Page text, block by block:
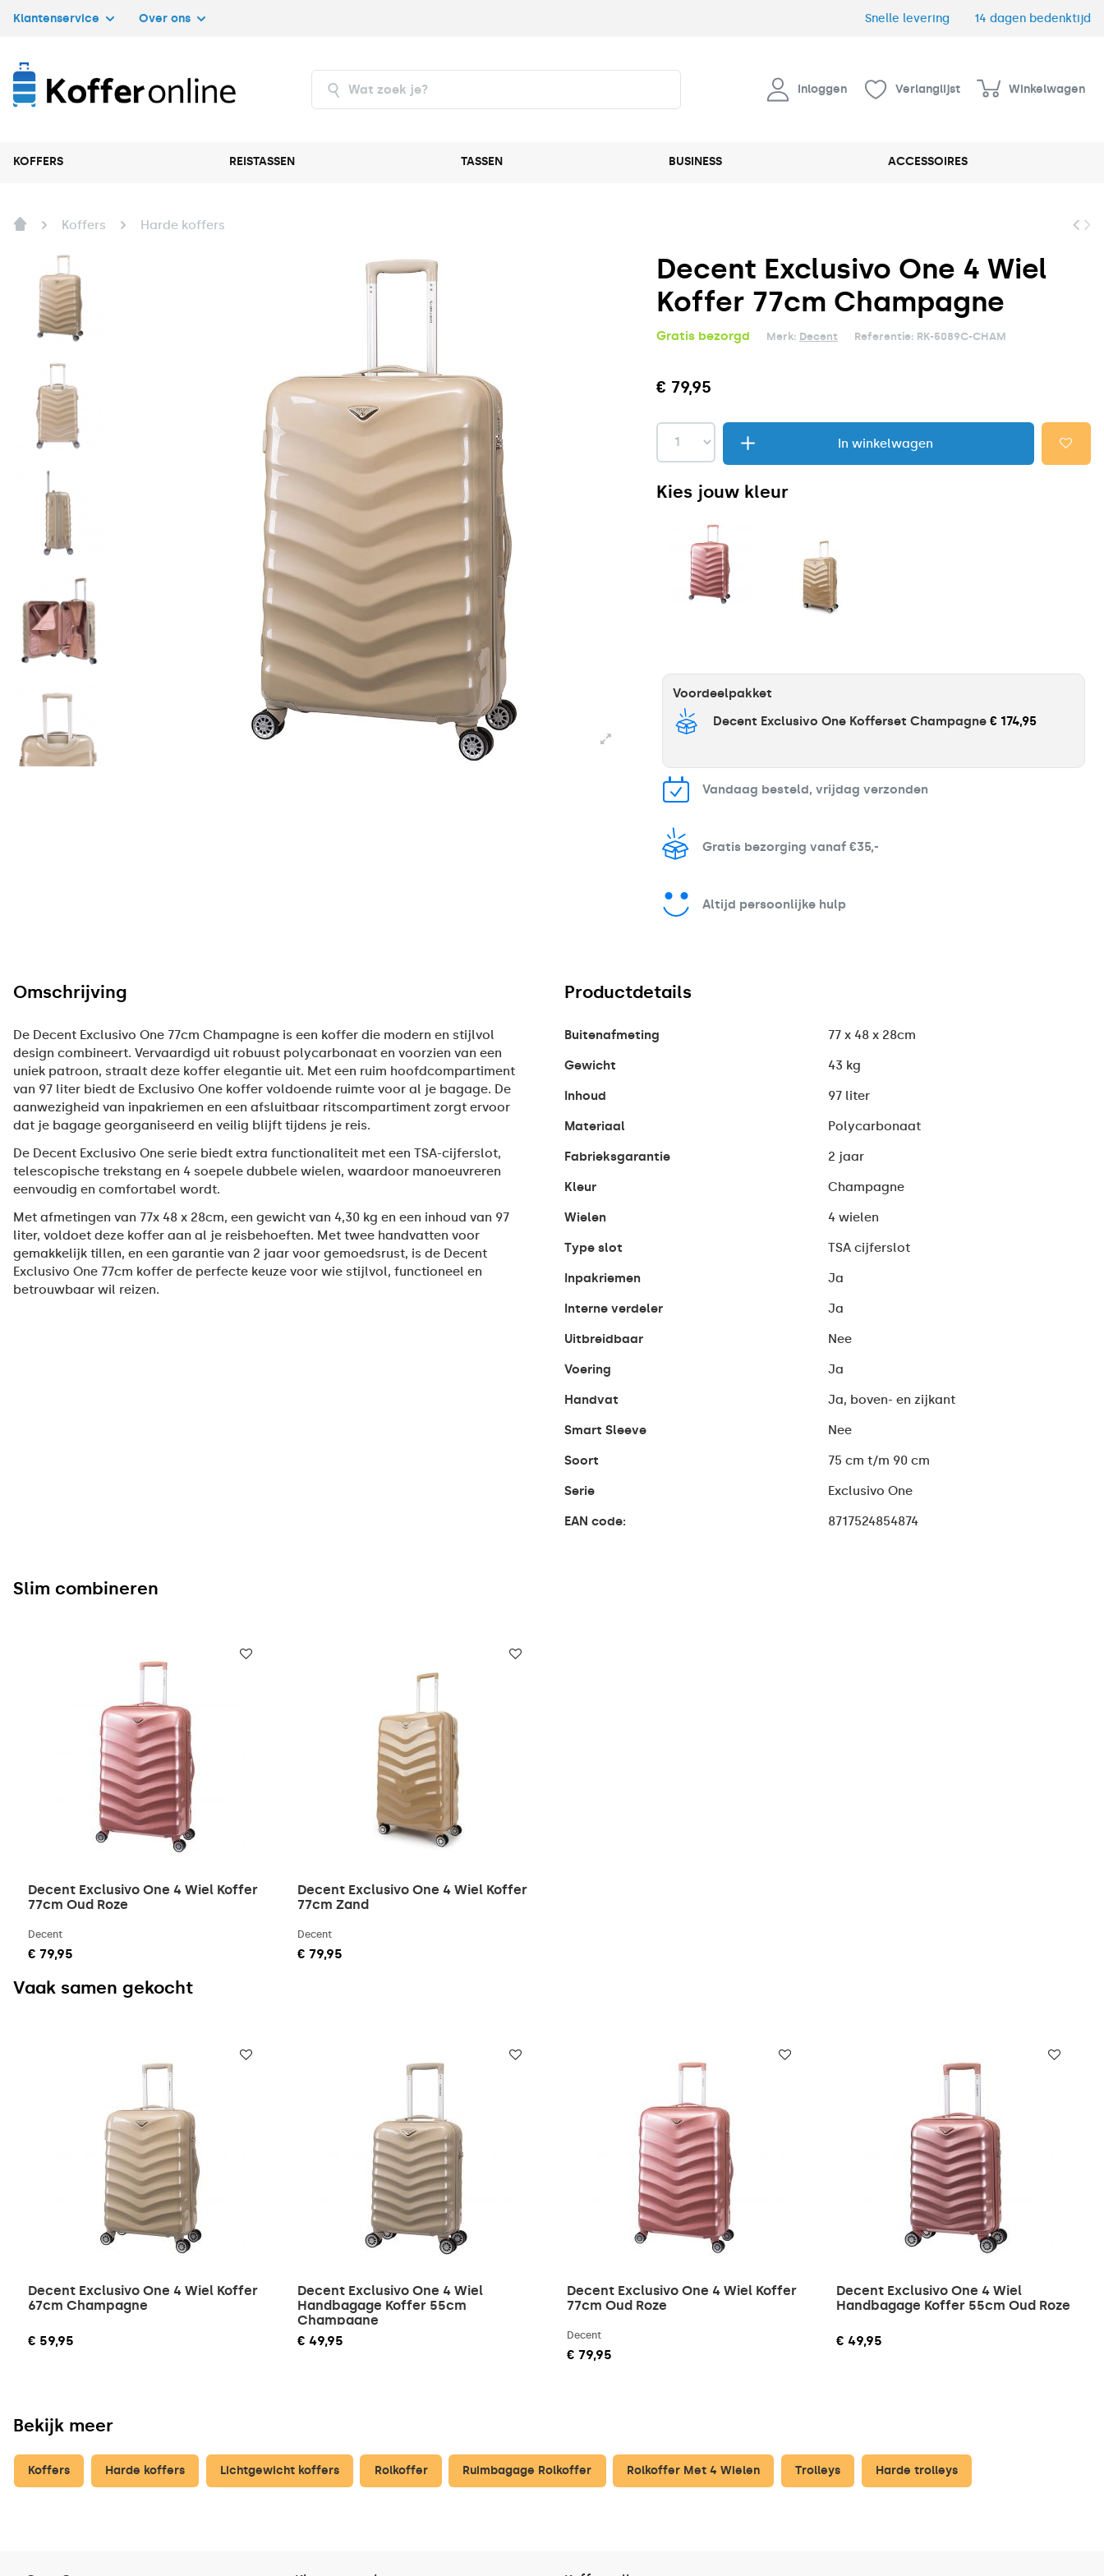
Klantenservice Over ons Snelle levering 14 dagen bedenktijd
Inloggen Verlanglijst Winkelwagen
KOFFERS REISTASSEN TASSEN BUSINESS ACCESSOIRES
Koffers Harde koffers
Decent Exclusivo One 4 Wiel
Koffer 77cm Champagne
Gratis bezorgd Merk: Decent Referentie: RK-5089C-CHAM
€ 79,95
In winkelwagen
Kies jouw kleur
Voordeelpakket
Decent Exclusivo One Kofferset Champagne € 174,95
Vandaag besteld, vrijdag verzonden
Gratis bezorging vanaf €35,-
Altijd persoonlijke hulp
Omschrijving
De Decent Exclusivo One 77cm Champagne is een koffer die modern en stijlvol
design combineert. Vervaardigd uit robuust polycarbonaat en voorzien van een
uniek patroon, straalt deze koffer elegantie uit. Met een ruim hoofdcompartiment
van 97 liter biedt de Exclusivo One koffer voldoende ruimte voor al je bagage. De
aanwezigheid van inpakriemen en een afsluitbaar ritscompartiment zorgt ervoor
dat je bagage georganiseerd en veilig blijft tijdens je reis.
De Decent Exclusivo One serie biedt extra functionaliteit met een TSA-cijferslot,
telescopische trekstang en 4 soepele dubbele wielen, waardoor manoeuvreren
eenvoudig en comfortabel wordt.
Met afmetingen van 77x 48 x 28cm, een gewicht van 4,30 kg en een inhoud van 97
liter, voldoet deze koffer aan al je reisbehoeften. Met twee handvatten voor
gemakkelijk tillen, en een garantie van 2 jaar voor gemoedsrust, is de Decent
Exclusivo One 77cm koffer de perfecte keuze voor wie stijlvol, functioneel en
betrouwbaar wil reizen.
Productdetails
Buitenafmeting 77 x 48 x 28cm
Gewicht 43 kg
Inhoud 97 liter
Materiaal Polycarbonaat
Fabrieksgarantie 2 jaar
Kleur Champagne
Wielen 4 wielen
Type slot TSA cijferslot
Inpakriemen Ja
Interne verdeler Ja
Uitbreidbaar Nee
Voering Ja
Handvat Ja, boven- en zijkant
Smart Sleeve Nee
Soort 75 cm t/m 90 cm
Serie Exclusivo One
EAN code: 8717524854874
Slim combineren
Decent Exclusivo One 4 Wiel Koffer
77cm Oud Roze
Decent
€ 79,95
Decent Exclusivo One 4 Wiel Koffer
77cm Zand
Decent
€ 79,95
Vaak samen gekocht
Decent Exclusivo One 4 Wiel Koffer
67cm Champagne
€ 59,95
Decent Exclusivo One 4 Wiel
Handbagage Koffer 55cm
Champagne
€ 49,95
Decent Exclusivo One 4 Wiel Koffer
77cm Oud Roze
Decent
€ 79,95
Decent Exclusivo One 4 Wiel
Handbagage Koffer 55cm Oud Roze
€ 49,95
Bekijk meer
Koffers Harde koffers Lichtgewicht koffers Rolkoffer Ruimbagage Rolkoffer Rolkoffer Met 4 Wielen Trolleys Harde trolleys